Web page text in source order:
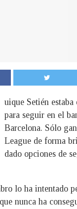
uique Setién estaba
para seguir en el
Barcelona. Sólo
League de forma
dado opciones de
lo ha intentado
nunca ha